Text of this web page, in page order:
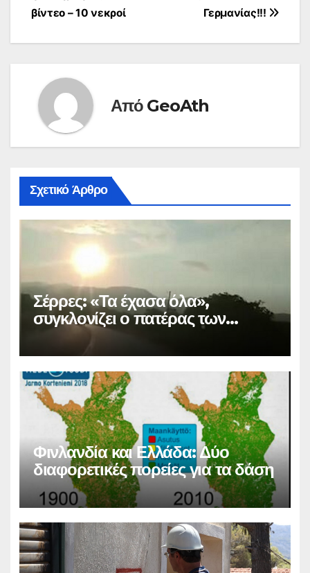
Γερμανίας!!!
βίντεο – 10 νεκροί
Από GeoAth
Σχετικό Άρθρο
Σέρρες: «Τα έχασα όλα»,
συγκλονίζει ο πατέρας των
θυμάτων
Φινλανδία και Ελλάδα: Δύο
διαφορετικές πορείες για τα δάση